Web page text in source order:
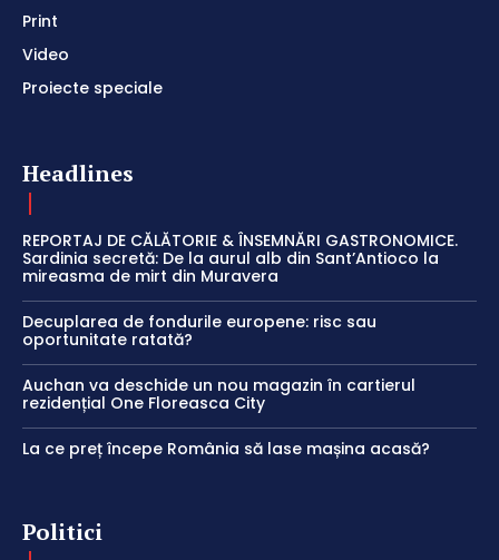
Print
Video
Proiecte speciale
Headlines
REPORTAJ DE CĂLĂTORIE & ÎNSEMNĂRI GASTRONOMICE.
Sardinia secretă: De la aurul alb din Sant’Antioco la
mireasma de mirt din Muravera
Decuplarea de fondurile europene: risc sau
oportunitate ratată?
Auchan va deschide un nou magazin în cartierul
rezidențial One Floreasca City
La ce preț începe România să lase mașina acasă?
Politici